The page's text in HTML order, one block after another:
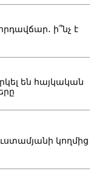
ի՞նչ է
են հայկական
կողմից